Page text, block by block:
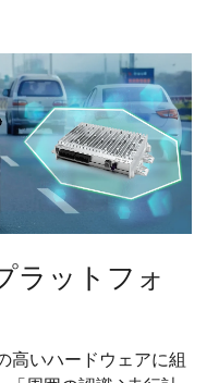
ラットフォ
高いハードウェアに組